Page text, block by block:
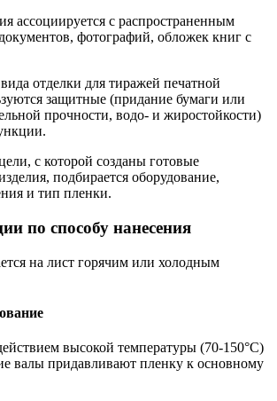
ассоциируется с распространенным
фотографий, обложек книг с
отделки для тиражей печатной
защитные (придание бумаги или
прочности, водо- и жиростойкости)
с которой созданы готовые
подбирается оборудование,
и тип пленки.
по способу нанесения
на лист горячим или холодным
высокой температуры (70-150°C)
валы придавливают пленку к основному